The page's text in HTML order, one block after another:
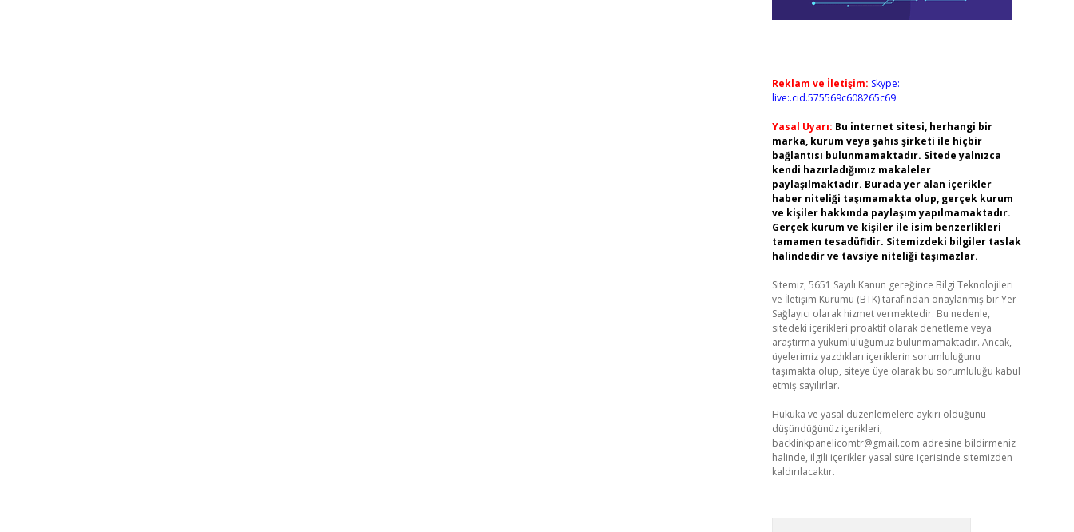
Reklam ve İletişim: Skype:
live:.cid.575569c608265c69
Yasal Uyarı: Bu internet sitesi, herhangi bir
marka, kurum veya şahıs şirketi ile hiçbir
bağlantısı bulunmamaktadır. Sitede yalnızca
kendi hazırladığımız makaleler
paylaşılmaktadır. Burada yer alan içerikler
haber niteliği taşımamakta olup, gerçek kurum
ve kişiler hakkında paylaşım yapılmamaktadır.
Gerçek kurum ve kişiler ile isim benzerlikleri
tamamen tesadüfidir. Sitemizdeki bilgiler taslak
halindedir ve tavsiye niteliği taşımazlar.
Sitemiz, 5651 Sayılı Kanun gereğince Bilgi Teknolojileri
ve İletişim Kurumu (BTK) tarafından onaylanmış bir Yer
Sağlayıcı olarak hizmet vermektedir. Bu nedenle,
sitedeki içerikleri proaktif olarak denetleme veya
araştırma yükümlülüğümüz bulunmamaktadır. Ancak,
üyelerimiz yazdıkları içeriklerin sorumluluğunu
taşımakta olup, siteye üye olarak bu sorumluluğu kabul
etmiş sayılırlar.
Hukuka ve yasal düzenlemelere aykırı olduğunu
düşündüğünüz içerikleri,
backlinkpanelicomtr@gmail.com adresine bildirmeniz
halinde, ilgili içerikler yasal süre içerisinde sitemizden
kaldırılacaktır.